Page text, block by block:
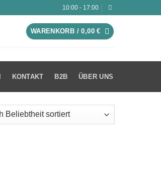
10:00 - 17:00
WARENKORB /0,00€
KONTAKT B2B ÜBER UNS